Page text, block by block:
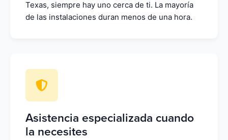
Texas, siempre hay uno cerca de ti. La mayoría
de las instalaciones duran menos de una hora.
Asistencia especializada cuando
la necesites